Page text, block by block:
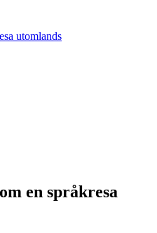
utomlands
en språkresa